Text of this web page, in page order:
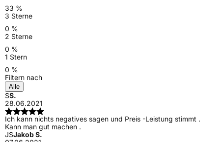
33 %
3 Sterne
0 %
2 Sterne
0 %
1 Stern
0 %
Filtern nach
Alle
SS.
28.06.2021
Ich kann nichts negatives sagen und Preis -Leistung stimmt .
Kann man gut machen .
JSJakob S.